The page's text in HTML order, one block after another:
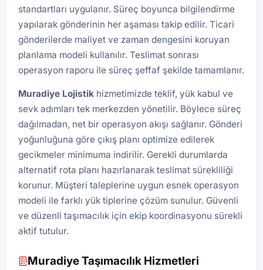
standartları uygulanır. Süreç boyunca bilgilendirme
yapılarak gönderinin her aşaması takip edilir. Ticari
gönderilerde maliyet ve zaman dengesini koruyan
planlama modeli kullanılır. Teslimat sonrası
operasyon raporu ile süreç şeffaf şekilde tamamlanır.
Muradiye Lojistik hizmetimizde teklif, yük kabul ve
sevk adımları tek merkezden yönetilir. Böylece süreç
dağılmadan, net bir operasyon akışı sağlanır. Gönderi
yoğunluğuna göre çıkış planı optimize edilerek
gecikmeler minimuma indirilir. Gerekli durumlarda
alternatif rota planı hazırlanarak teslimat sürekliliği
korunur. Müşteri taleplerine uygun esnek operasyon
modeli ile farklı yük tiplerine çözüm sunulur. Güvenli
ve düzenli taşımacılık için ekip koordinasyonu sürekli
aktif tutulur.
Muradiye Taşımacılık Hizmetleri